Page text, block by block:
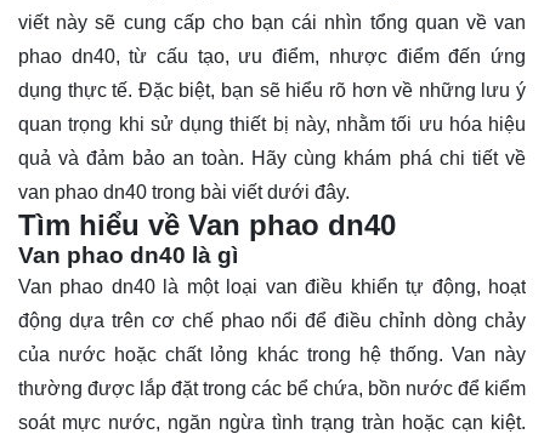
viết này sẽ cung cấp cho bạn cái nhìn tổng quan về van
phao dn40, từ cấu tạo, ưu điểm, nhược điểm đến ứng
dụng thực tế. Đặc biệt, bạn sẽ hiểu rõ hơn về những lưu ý
quan trọng khi sử dụng thiết bị này, nhằm tối ưu hóa hiệu
quả và đảm bảo an toàn. Hãy cùng khám phá chi tiết về
van phao dn40 trong bài viết dưới đây.
Tìm hiểu về Van phao dn40
Van phao dn40 là gì
Van phao dn40 là một loại van điều khiển tự động, hoạt
động dựa trên cơ chế phao nổi để điều chỉnh dòng chảy
của nước hoặc chất lỏng khác trong hệ thống. Van này
thường được lắp đặt trong các bể chứa, bồn nước để kiểm
soát mực nước, ngăn ngừa tình trạng tràn hoặc cạn kiệt.